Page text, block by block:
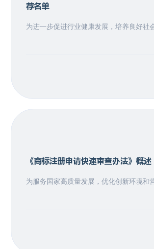
荐名单
为进一步促进行业健康发展，培养良好社
《商标注册申请快速审查办法》概述
为服务国家高质量发展，优化创新环境和